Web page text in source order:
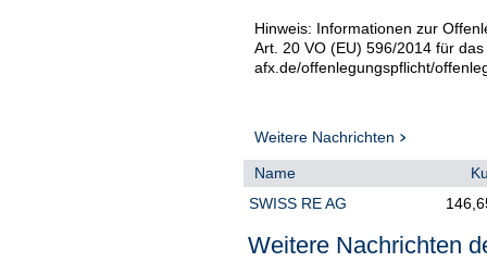
Hinweis: Informationen zur
Art. 20 VO (EU) 596/2014 für
afx.de/offenlegungspflicht/
Weitere Nachrichten
Name
SWISS RE AG
Weitere Nachrichten